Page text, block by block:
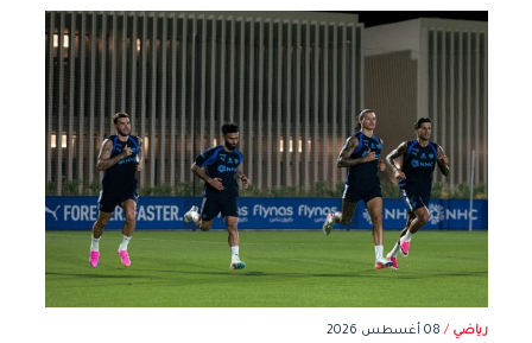
رياضي / 08 أغسطس 2026